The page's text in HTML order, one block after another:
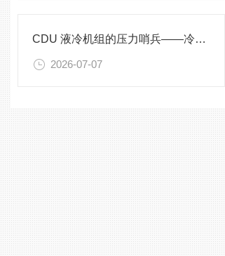
CDU 液冷机组的压力哨兵——冷却液专用压力变送器
2026-07-07